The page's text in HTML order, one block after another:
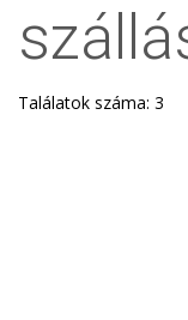
Találatok száma: 3